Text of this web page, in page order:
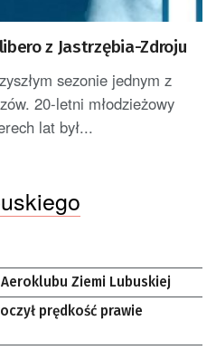
z Jastrzębia-Zdroju
sezonie jednym z
20-letni młodzieżowy
lat był...
Ziemi Lubuskiej
prędkość prawie